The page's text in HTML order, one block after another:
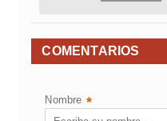
COMENTARIOS
Nombre *